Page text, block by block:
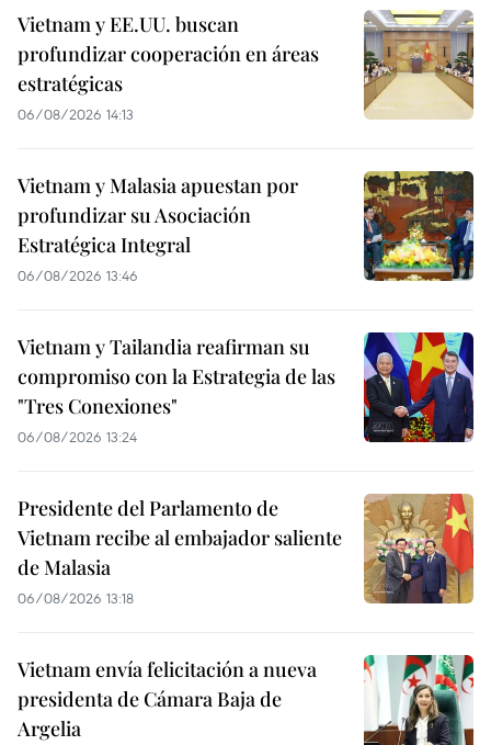
Vietnam y EE.UU. buscan
profundizar cooperación en áreas
estratégicas
06/08/2026 14:13
Vietnam y Malasia apuestan por
profundizar su Asociación
Estratégica Integral
06/08/2026 13:46
Vietnam y Tailandia reafirman su
compromiso con la Estrategia de las
"Tres Conexiones"
06/08/2026 13:24
Presidente del Parlamento de
Vietnam recibe al embajador saliente
de Malasia
06/08/2026 13:18
Vietnam envía felicitación a nueva
presidenta de Cámara Baja de
Argelia